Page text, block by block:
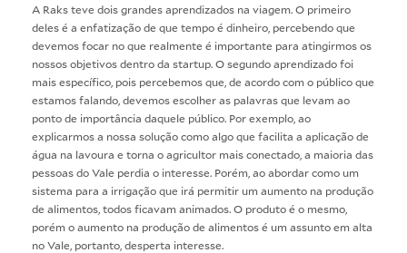
A Raks teve dois grandes aprendizados na viagem. O primeiro
deles é a enfatização de que tempo é dinheiro, percebendo que
devemos focar no que realmente é importante para atingirmos os
nossos objetivos dentro da startup. O segundo aprendizado foi
mais específico, pois percebemos que, de acordo com o público que
estamos falando, devemos escolher as palavras que levam ao
ponto de importância daquele público. Por exemplo, ao
explicarmos a nossa solução como algo que facilita a aplicação de
água na lavoura e torna o agricultor mais conectado, a maioria das
pessoas do Vale perdia o interesse. Porém, ao abordar como um
sistema para a irrigação que irá permitir um aumento na produção
de alimentos, todos ficavam animados. O produto é o mesmo,
porém o aumento na produção de alimentos é um assunto em alta
no Vale, portanto, desperta interesse.